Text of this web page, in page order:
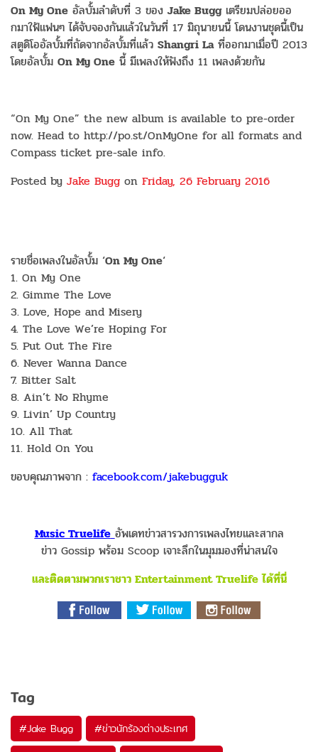
On My One อัลบั้มลำดับที่ 3 ของ Jake Buggเตรียมปล่อยออ
กมาใฟ้แฟนๆ ได้จับจองกันแล้วในวันที่ 17 มิถุนายนนี้ โดนงานชุดนี้เป็น
สตูดิโออัลบั้มที่ถัดจากอัลบั้มที่แล้ว Shangri Laที่ออกมาเมื่อปี 2013
โดยอัลบั้ม On My One นี้ มีเพลงให้ฟังถึง 11 เพลงด้วยกัน
“On My One” the new album is available to pre-order
now. Head to http://po.st/OnMyOne for all formats and
Compass ticket pre-sale info.
Posted by Jake Bugg on Friday, 26 February 2016
รายชื่อเพลงในอัลบั้ม ‘On My One‘
1. On My One
2. Gimme The Love
3. Love, Hope and Misery
4. The Love We’re Hoping For
5. Put Out The Fire
6. Never Wanna Dance
7. Bitter Salt
8. Ain’t No Rhyme
9. Livin’ Up Country
10. All That
11. Hold On You
ขอบคุณภาพจาก : facebook.com/jakebugguk
Music Truelife อัพเดทข่าวสารวงการเพลงไทยและสากล
ข่าว Gossip พร้อม Scoop เจาะลึกในมุมมองที่น่าสนใจ
และติดตามพวกเราชาว Entertainment Truelife ได้ที่นี่
Tag
#Jake Bugg #ข่าวนักร้องต่างประเทศ